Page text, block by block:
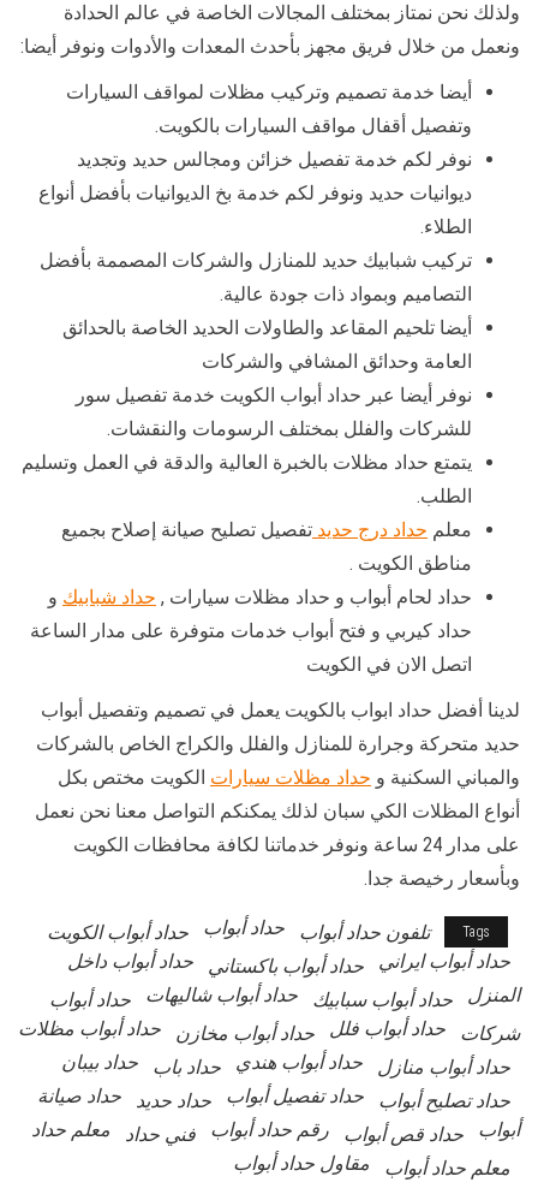
ولذلك نحن نمتاز بمختلف المجالات الخاصة في عالم الحدادة
ونعمل من خلال فريق مجهز بأحدث المعدات والأدوات ونوفر أيضا:
أيضا خدمة تصميم وتركيب مظلات لمواقف السيارات
وتفصيل أقفال مواقف السيارات بالكويت.
نوفر لكم خدمة تفصيل خزائن ومجالس حديد وتجديد
ديوانيات حديد ونوفر لكم خدمة بخ الديوانيات بأفضل أنواع
الطلاء.
تركيب شبابيك حديد للمنازل والشركات المصممة بأفضل
التصاميم وبمواد ذات جودة عالية.
أيضا تلحيم المقاعد والطاولات الحديد الخاصة بالحدائق
العامة وحدائق المشافي والشركات
نوفر أيضا عبر حداد أبواب الكويت خدمة تفصيل سور
للشركات والفلل بمختلف الرسومات والنقشات.
يتمتع حداد مظلات بالخبرة العالية والدقة في العمل وتسليم
الطلب.
معلم حداد درج حديد تفصيل تصليح صيانة إصلاح بجميع
مناطق الكويت .
حداد لحام أبواب و حداد مظلات سيارات , حداد شبابيك و
حداد كيربي و فتح أبواب خدمات متوفرة على مدار الساعة
اتصل الان في الكويت
لدينا أفضل حداد ابواب بالكويت يعمل في تصميم وتفصيل أبواب
حديد متحركة وجرارة للمنازل والفلل والكراج الخاص بالشركات
والمباني السكنية و حداد مظلات سيارات الكويت مختص بكل
أنواع المظلات الكي سبان لذلك يمكنكم التواصل معنا نحن نعمل
على مدار 24 ساعة ونوفر خدماتنا لكافة محافظات الكويت
وبأسعار رخيصة جدا.
Tags تلفون حداد أبواب حداد أبواب
حداد أبواب الكويت
حداد أبواب ايراني
حداد أبواب باكستاني
حداد أبواب داخل
المنزل
حداد أبواب سبابيك حداد أبواب شاليهات
حداد أبواب
شركات
حداد أبواب فلل حداد أبواب مخازن
حداد أبواب مظلات
حداد أبواب منازل
حداد أبواب هندي حداد باب
حداد بيبان
حداد تصليح أبواب
حداد تفصيل أبواب حداد حديد
حداد صيانة
أبواب
حداد قص أبواب رقم حداد أبواب فني حداد
معلم حداد
معلم حداد أبواب
مقاول حداد أبواب